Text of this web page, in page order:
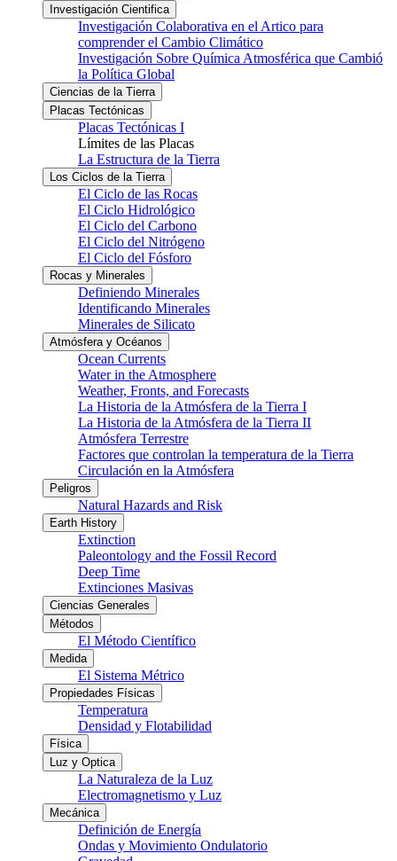
Investigación Cientifica
Investigación Colaborativa en el Artico para
comprender el Cambio Climático
Investigación Sobre Química Atmosférica que Cambió
la Política Global
Ciencias de la Tierra
Placas Tectónicas
Placas Tectónicas I
Límites de las Placas
La Estructura de la Tierra
Los Ciclos de la Tierra
El Ciclo de las Rocas
El Ciclo Hidrológico
El Ciclo del Carbono
El Ciclo del Nitrógeno
El Ciclo del Fósforo
Rocas y Minerales
Definiendo Minerales
Identificando Minerales
Minerales de Silicato
Atmósfera y Océanos
Ocean Currents
Water in the Atmosphere
Weather, Fronts, and Forecasts
La Historia de la Atmósfera de la Tierra I
La Historia de la Atmósfera de la Tierra II
Atmósfera Terrestre
Factores que controlan la temperatura de la Tierra
Circulación en la Atmósfera
Peligros
Natural Hazards and Risk
Earth History
Extinction
Paleontology and the Fossil Record
Deep Time
Extinciones Masivas
Ciencias Generales
Métodos
El Método Científico
Medida
El Sistema Métrico
Propiedades Físicas
Temperatura
Densidad y Flotabilidad
Física
Luz y Optica
La Naturaleza de la Luz
Electromagnetismo y Luz
Mecánica
Definición de Energía
Ondas y Movimiento Ondulatorio